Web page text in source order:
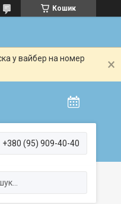
Кошик
у вайбер на номер
+380 (95) 909-40-40